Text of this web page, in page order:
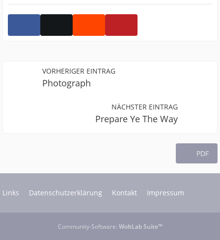
VORHERIGER EINTRAG
Photograph
NÄCHSTER EINTRAG
Prepare Ye The Way
PDF
Links Datenschutzerklärung Kontakt Impressum
Community-Software: WoltLab Suite™